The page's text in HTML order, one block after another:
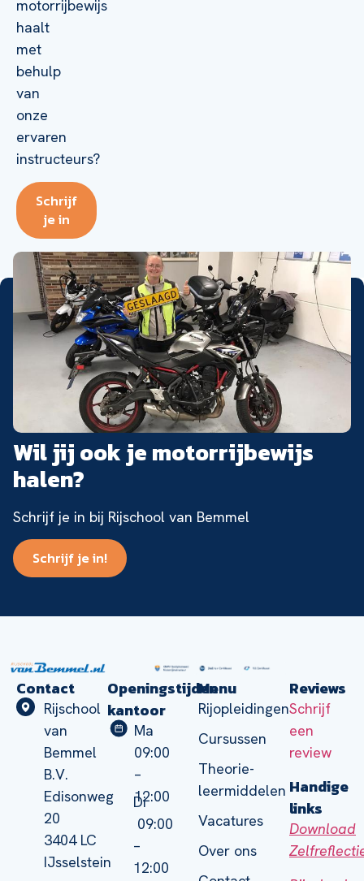
motorrijbewijs
haalt
met
behulp
van
onze
ervaren
instructeurs?
Schrijf
je in
Wil jij ook je motorrijbewijs
halen?
Schrijf je in bij Rijschool van Bemmel
Schrijf je in!
Contact
Rijschool
van
Bemmel
B.V.
Edisonweg
20
3404 LC
IJsselstein
Openingstijden
kantoor
Ma
09:00
–
12:00
Di
09:00
–
12:00
Menu
Rijopleidingen
Cursussen
Theorie-
leermiddelen
Vacatures
Over ons
Reviews
Schrijf
een
review
Handige
links
Download